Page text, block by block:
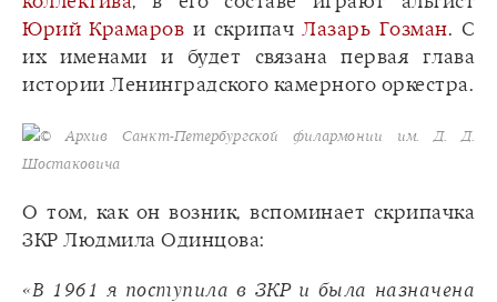
Юрий Крамаров и скрипачЛазарь Гозман. С
их именами и будет связана первая глава
истории Ленинградского камерного оркестра.
© Архив Санкт-Петербургской филармонии им. Д. Д.
Шостаковича
О том, как он возник, вспоминает скрипачка
ЗКР Людмила Одинцова:
«В 1961 я поступила в ЗКР и была назначена